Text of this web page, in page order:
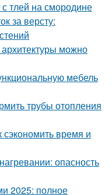
тлей на смородине
за версту:
можно
мебель
трубы отопления
время и
опасность
2025: полное